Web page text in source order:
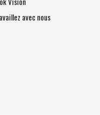
avec nous